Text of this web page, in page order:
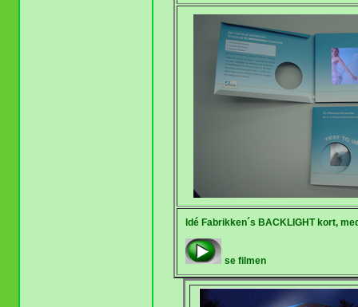
Idé Fabrikken´s BACKLIGHT kort,
se filmen